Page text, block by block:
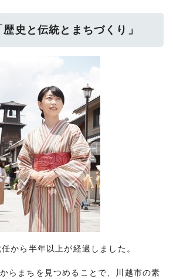
史と伝統とまちづくり」
から半年以上が経過しました。
らまちを見つめることで、川越市の素